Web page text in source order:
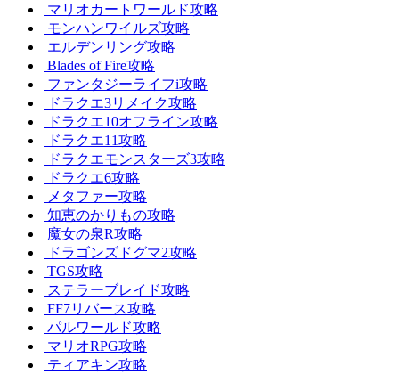
マリオカートワールド攻略
モンハンワイルズ攻略
エルデンリング攻略
Blades of Fire攻略
ファンタジーライフi攻略
ドラクエ3リメイク攻略
ドラクエ10オフライン攻略
ドラクエ11攻略
ドラクエモンスターズ3攻略
ドラクエ6攻略
メタファー攻略
知恵のかりもの攻略
魔女の泉R攻略
ドラゴンズドグマ2攻略
TGS攻略
ステラーブレイド攻略
FF7リバース攻略
パルワールド攻略
マリオRPG攻略
ティアキン攻略